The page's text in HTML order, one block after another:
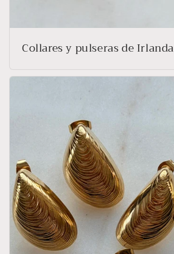
Collares y pulseras de Irlanda